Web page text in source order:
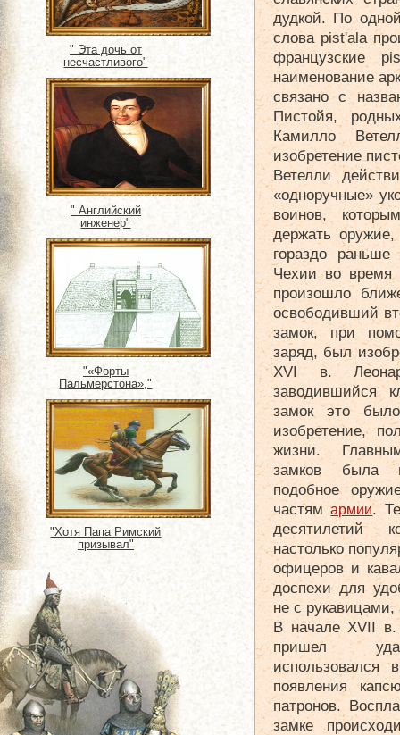
" Эта дочь от
несчастливого"
" Английский
инженер"
"«Форты
Пальмерстона»,"
"Хотя Папа Римский
призывал"
дудкой. По
слова pist'ala
французские
наименование
связано с
Пистойя,
Камилло
изобретение
Ветелли
«одноручные»
воинов,
держать
гораздо
Чехии во время
произошло
освободивший
замок, при
заряд, был
XVI в.
заводившийся
замок это
изобретение,
жизни.
замков была
подобное
частямармии.
десятилетий
настолько
офицеров и
доспехи для
не с рукавицами,
В начале XVII в.
пришел
использовался
появления
патронов.
замке